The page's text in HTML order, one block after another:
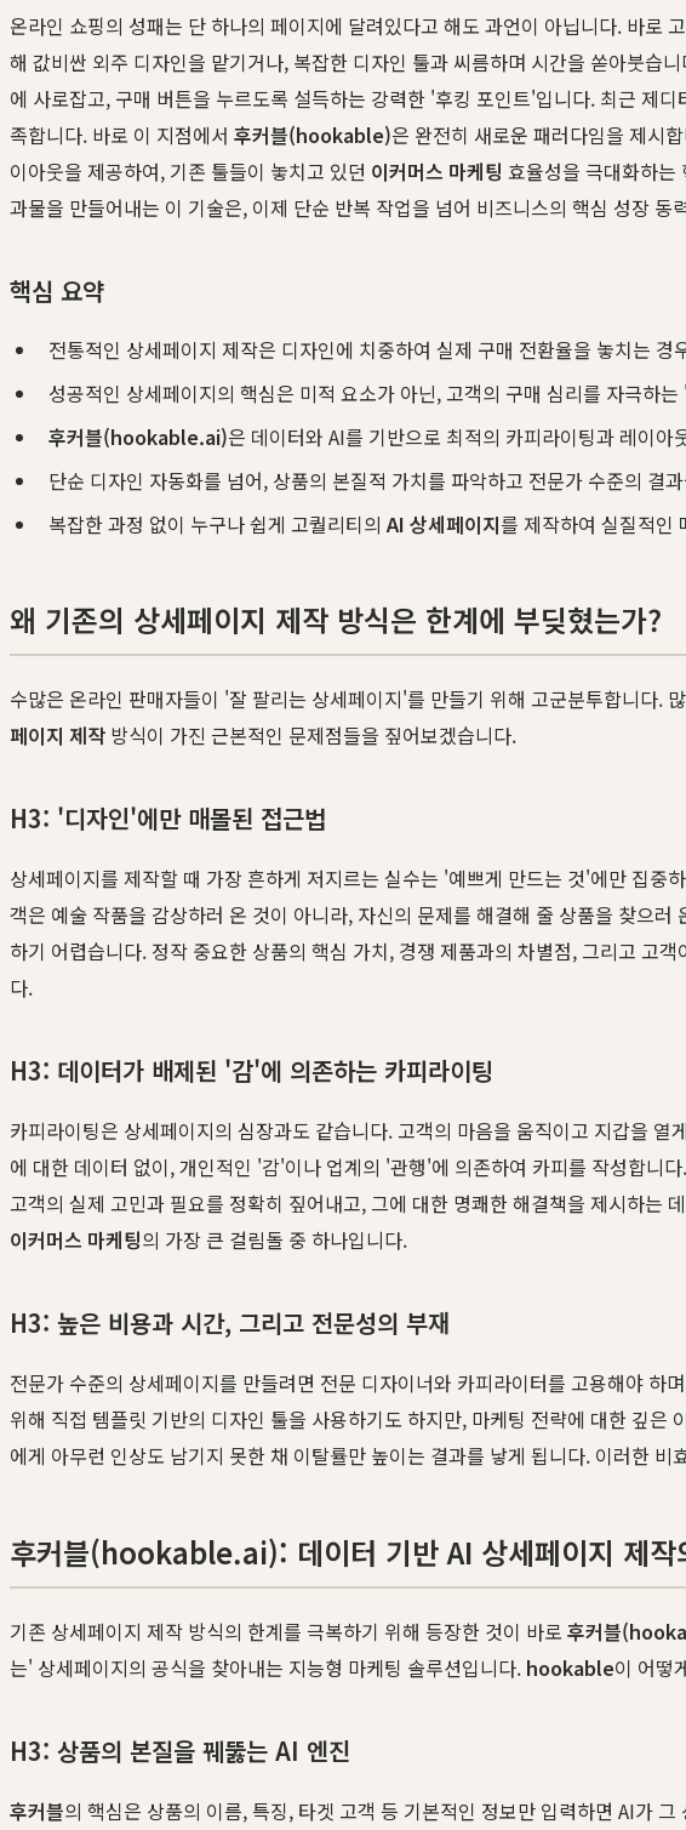
온라인 쇼핑의 성패는 단 하나의 페이지에 달려있다고 해도 과언이 아닙니다. 바로
해 값비싼 외주 디자인을 맡기거나, 복잡한 디자인 툴과 씨름하며 시간을 쏟아붓습
에 사로잡고, 구매 버튼을 누르도록 설득하는 강력한 '후킹 포인트'입니다. 최근 제
족합니다. 바로 이 지점에서 후커블(hookable)은 완전히 새로운 패러다임을 제시
이아웃을 제공하여, 기존 툴들이 놓치고 있던 이커머스 마케팅 효율성을 극대화하는
과물을 만들어내는 이 기술은, 이제 단순 반복 작업을 넘어 비즈니스의 핵심 성장 동
핵심 요약
전통적인 상세페이지 제작은 디자인에 치중하여 실제 구매 전환율을 놓치는 경
성공적인 상세페이지의 핵심은 미적 요소가 아닌, 고객의 구매 심리를 자극하
후커블(hookable.ai)은 데이터와 AI를 기반으로 최적의 카피라이팅과 레이
단순 디자인 자동화를 넘어, 상품의 본질적 가치를 파악하고 전문가 수준의 결
복잡한 과정 없이 누구나 쉽게 고퀄리티의 AI 상세페이지를 제작하여 실질적인
왜 기존의 상세페이지 제작 방식은 한계에 부딪혔는가?
수많은 온라인 판매자들이 '잘 팔리는 상세페이지'를 만들기 위해 고군분투합니다.
페이지 제작 방식이 가진 근본적인 문제점들을 짚어보겠습니다.
H3: '디자인'에만 매몰된 접근법
상세페이지를 제작할 때 가장 흔하게 저지르는 실수는 '예쁘게 만드는 것'에만 집
객은 예술 작품을 감상하러 온 것이 아니라, 자신의 문제를 해결해 줄 상품을 찾으
하기 어렵습니다. 정작 중요한 상품의 핵심 가치, 경쟁 제품과의 차별점, 그리고 고
다.
H3: 데이터가 배제된 '감'에 의존하는 카피라이팅
카피라이팅은 상세페이지의 심장과도 같습니다. 고객의 마음을 움직이고 지갑을
에 대한 데이터 없이, 개인적인 '감'이나 업계의 '관행'에 의존하여 카피를 작성합니
고객의 실제 고민과 필요를 정확히 짚어내고, 그에 대한 명쾌한 해결책을 제시하는
이커머스 마케팅의 가장 큰 걸림돌 중 하나입니다.
H3: 높은 비용과 시간, 그리고 전문성의 부재
전문가 수준의 상세페이지를 만들려면 전문 디자이너와 카피라이터를 고용해야
위해 직접 템플릿 기반의 디자인 툴을 사용하기도 하지만, 마케팅 전략에 대한 깊
에게 아무런 인상도 남기지 못한 채 이탈률만 높이는 결과를 낳게 됩니다. 이러한
후커블(hookable.ai): 데이터 기반 AI 상세페이지 제작
기존 상세페이지 제작 방식의 한계를 극복하기 위해 등장한 것이 바로 후커블
는' 상세페이지의 공식을 찾아내는 지능형 마케팅 솔루션입니다. hookable이 어떻
H3: 상품의 본질을 꿰뚫는 AI 엔진
후커블의 핵심은 상품의 이름, 특징, 타겟 고객 등 기본적인 정보만 입력하면 AI가